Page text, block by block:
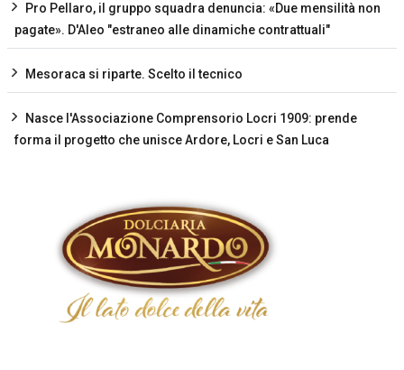
Pro Pellaro, il gruppo squadra denuncia: «Due mensilità non
pagate». D'Aleo "estraneo alle dinamiche contrattuali"
Mesoraca si riparte. Scelto il tecnico
Nasce l'Associazione Comprensorio Locri 1909: prende
forma il progetto che unisce Ardore, Locri e San Luca